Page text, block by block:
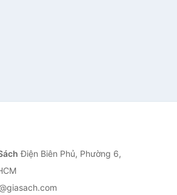
Điện Biên Phủ, Phường 6,